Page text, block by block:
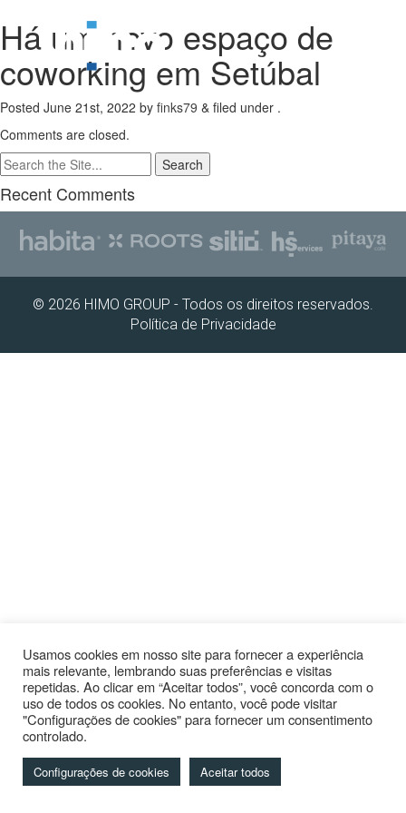
Há um novo espaço de
coworking em Setúbal
Posted June 21st, 2022 by finks79 & filed under .
Comments are closed.
Search
for:
Recent Comments
© 2026 HIMO GROUP - Todos os direitos reservados.
Política de Privacidade
Usamos cookies em nosso site para fornecer a experiência
mais relevante, lembrando suas preferências e visitas
repetidas. Ao clicar em “Aceitar todos”, você concorda com o
uso de todos os cookies. No entanto, você pode visitar
"Configurações de cookies" para fornecer um consentimento
controlado.
Configurações de cookies Aceitar todos